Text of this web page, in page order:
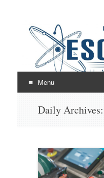
Escuela
Artes y
ESCAT
Menu
Daily Archives: